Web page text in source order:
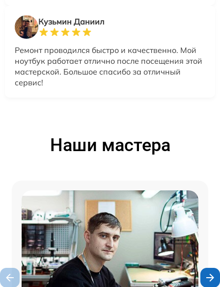
Кузьмин Даниил
Ремонт проводился быстро и качественно. Мой
ноутбук работает отлично после посещения этой
мастерской. Большое спасибо за отличный
сервис!
Наши мастера